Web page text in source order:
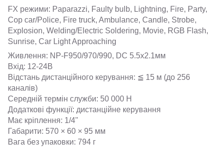
FX режими: Paparazzi, Faulty bulb, Lightning, Fire, Party,
Cop car/Police, Fire truck, Ambulance, Candle, Strobe,
Explosion, Welding/Electric Soldering, Movie, RGB Flash,
Sunrise, Car Light Approaching
Живлення: NP-F950/970/990, DC 5.5x2.1мм
Вхід: 12-24В
Відстань дистанційного керування: ≦ 15 м (до 256
каналів)
Середній термін служби: 50 000 Н
Додаткові функції: дистанційне керування
Має кріплення: 1/4"
Габарити: 570 × 60 × 95 мм
Вага без упаковки: 794 г